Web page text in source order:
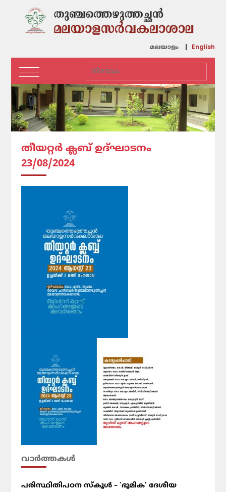
മലയാളം English
തീയറ്റർ ക്ലബ് ഉദ്‌ഘാടനം
23/08/2024
വാര്‍ത്തകള്‍
പരിസ്ഥിതിപഠന സ്കൂൾ – ‘ഭൂമിക’ ദേശീയ